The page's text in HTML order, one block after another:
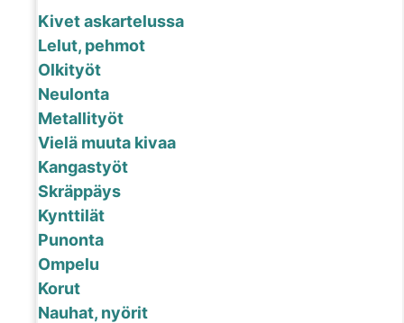
Kivet askartelussa
Lelut, pehmot
Olkityöt
Neulonta
Metallityöt
Vielä muuta kivaa
Kangastyöt
Skräppäys
Kynttilät
Punonta
Ompelu
Korut
Nauhat, nyörit